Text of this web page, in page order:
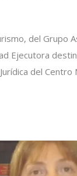
del Grupo
Ejecutora
del Centro